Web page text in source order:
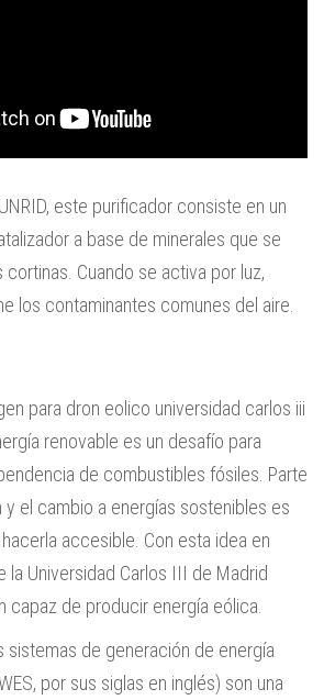
este purificador consiste en un
a base de minerales que se
cortinas. Cuando se activa por luz,
los contaminantes comunes del aire.
renovable es un desafío para
de combustibles fósiles. Parte
y el cambio a energías sostenibles es
accesible. Con esta idea en
la Universidad Carlos III de Madrid
capaz de producir energía eólica.
sistemas de generación de energía
por sus siglas en inglés) son una